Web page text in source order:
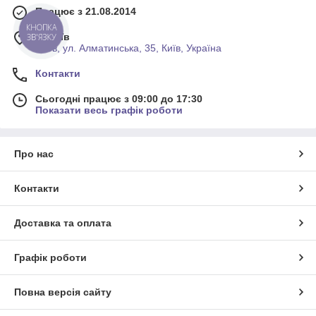
Працює з 21.08.2014
м. Київ
Киев, ул. Алматинська, 35, Київ, Україна
Контакти
Сьогодні працює з 09:00 до 17:30
Показати весь графік роботи
Про нас
Контакти
Доставка та оплата
Графік роботи
Повна версія сайту
КНОПКА
ЗВ'ЯЗКУ